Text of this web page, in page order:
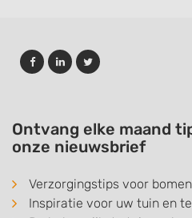
Ontvang elke maand
onze nieuwsbrief
Verzorgingstips voor
Inspiratie voor uw tuin en